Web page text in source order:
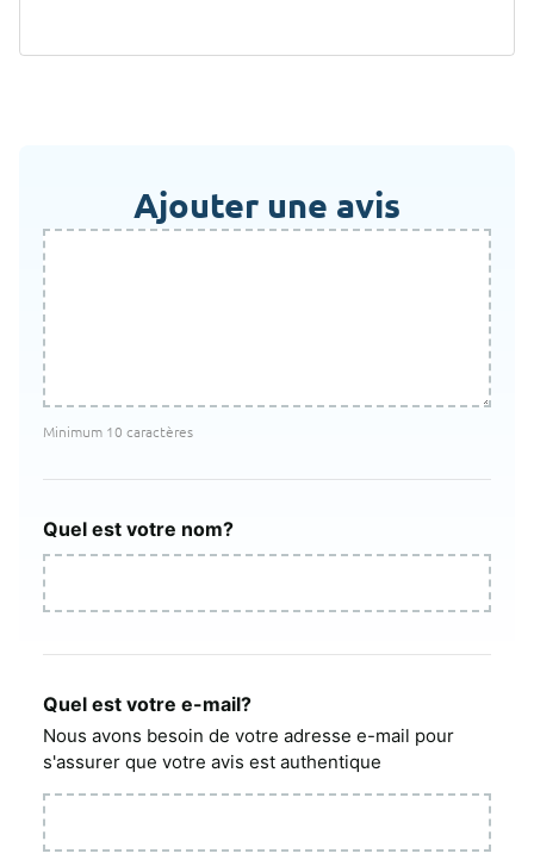
Ajouter une avis
Minimum 10 caractères
Quel est votre nom?
Quel est votre e-mail?
Nous avons besoin de votre adresse e-mail pour
s'assurer que votre avis est authentique